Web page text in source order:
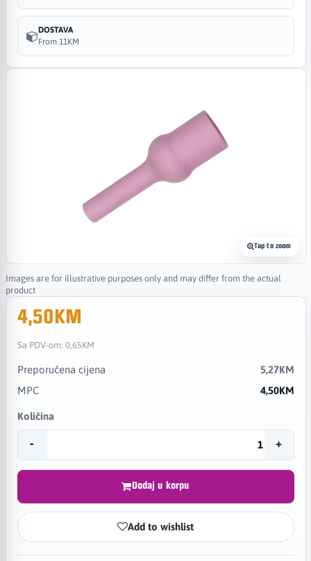
Tap to zoom
Images are for illustrative purposes only and may differ from the actual
product
DOSTAVA
From 11KM
4,50KM
Sa PDV-om: 0,65KM
Preporučena cijena
5,27KM
MPC
4,50KM
Količina
- +
Dodaj u korpu
Add to wishlist